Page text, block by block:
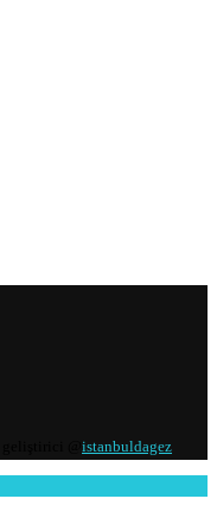
istanbuldagez